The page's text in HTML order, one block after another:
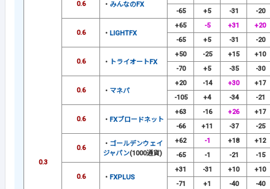
0.3
0.6 ・ みんなのFX
-65
+5 -31 -20
0.6 ・ LIGHTFX
+65 -5 +31
+20
-65
+5 -31 -20
0.6 ・ トライオートFX
+50 -25 +15
+10
-70
+5 -35 -30
0.6 ・ マネパ
+20 -14 +30
+17
-105
+4 -34 -21
0.6 ・ FXブロードネット
+63 -16 +26
+17
-66
+11 -37 -25
0.6
・ ゴールデンウェイ
ジャパン(1000通貨)
+62 -1 +18
+12
-65
-1 -21 -15
0.6 ・ FXPLUS
+31 -31 +10
+10
-71
+1 -40 -40